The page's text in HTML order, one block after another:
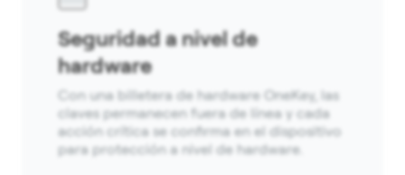
Seguridad a nivel de
hardware
Con una billetera de hardware OneKey, las
claves permanecen fuera de línea y cada
acción crítica se confirma en el dispositivo
para protección a nivel de hardware.